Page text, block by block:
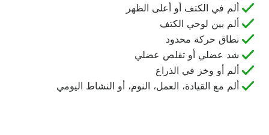
ألم في الكتف أو أعلى الظهر
ألم بين لوحي الكتف
نطاق حركة محدود
شد عضلي أو تقلص عضلي
ألم أو وخز في الذراع
ألم مع القيادة، العمل، النوم، أو النشاط اليومي